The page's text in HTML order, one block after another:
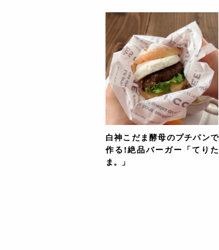
白神こだま酵母のプチパンで
作る!絶品バーガー「てりた
ま。」